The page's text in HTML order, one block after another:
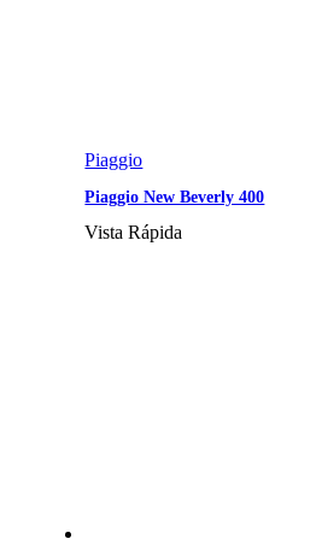
Piaggio
Piaggio New Beverly 400
Vista Rápida